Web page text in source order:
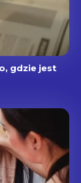
gdzie jest